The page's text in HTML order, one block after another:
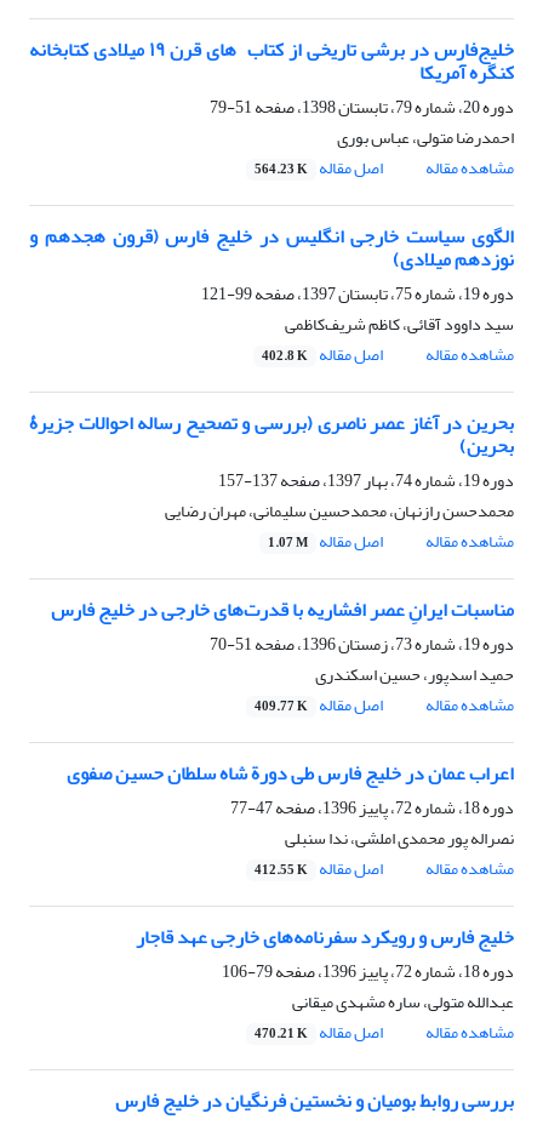
خلیج‌فارس در برشی تاریخی از کتاب ‌‌‌‌‌‌ های قرن ۱۹ میلادی کتابخانه
کنگره آمریکا
دوره 20، شماره 79، تابستان 1398، صفحه
51-79
احمدرضا متولی، عباس بوری
مشاهده مقاله
اصل مقاله 564.23 K
الگوی سیاست خارجی انگلیس در خلیج فارس (قرون هجدهم و
نوزدهم میلادی)
دوره 19، شماره 75، تابستان 1397، صفحه
99-121
سید داوود آقائی، کاظم شریف‌کاظمی
مشاهده مقاله
اصل مقاله 402.8 K
بحرین در آغاز عصر ناصری (بررسی و تصحیح رساله احوالات جزیرۀ
بحرین)
دوره 19، شماره 74، بهار 1397، صفحه
137-157
محمدحسن رازنهان، محمدحسین سلیمانی، مهران رضایی
مشاهده مقاله
اصل مقاله 1.07 M
مناسبات ایرانِ عصر افشاریه با قدرت‌های خارجی در خلیج فارس
دوره 19، شماره 73، زمستان 1396، صفحه
51-70
حمید اسدپور، حسین اسکندری
مشاهده مقاله
اصل مقاله 409.77 K
اعراب عمان در خلیج فارس طی دورة‌ شاه سلطان حسین صفوی
دوره 18، شماره 72، پاییز 1396، صفحه
47-77
نصراله پور محمدی املشی، ندا سنبلی
مشاهده مقاله
اصل مقاله 412.55 K
خلیج ‌فارس و رویکرد سفرنامه‌های خارجی عهد قاجار
دوره 18، شماره 72، پاییز 1396، صفحه
79-106
عبدالله متولی، ساره مشهدی میقانی
مشاهده مقاله
اصل مقاله 470.21 K
بررسی روابط بومیان و نخستین فرنگیان در خلیج فارس